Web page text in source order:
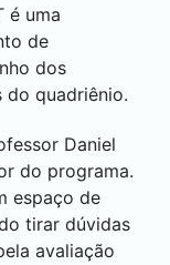
é uma
de
dos
do quadriênio.
Daniel
do programa.
espaço de
tirar dúvidas
avaliação